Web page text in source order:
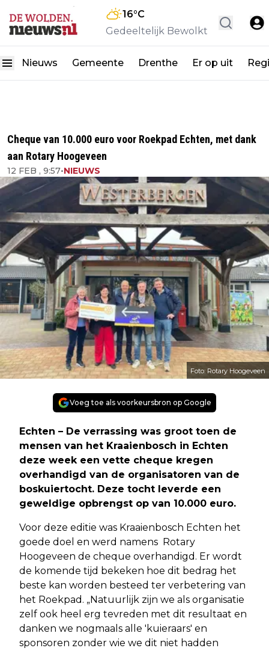
16°C
Gedeeltelijk Bewolkt
Nieuws Gemeente Drenthe Er op uit
Cheque van 10.000 euro voor Roekpad Echten, met dank
aan Rotary Hoogeveen
12 FEB , 9:57•NIEUWS
Foto: Rotary Hoogeveen
Voeg toe als voorkeursbron op Google
Echten – De verrassing was groot toen de
mensen van het Kraaienbosch in Echten
deze week een vette cheque kregen
overhandigd van de organisatoren van de
boskuiertocht. Deze tocht leverde een
geweldige opbrengst op van 10.000 euro.
Voor deze editie was Kraaienbosch Echten het
goede doel en werd namens Rotary
Hoogeveen de cheque overhandigd. Er wordt
de komende tijd bekeken hoe dit bedrag het
beste kan worden besteed ter verbetering van
het Roekpad. „Natuurlijk zijn we als organisatie
zelf ook heel erg tevreden met dit resultaat en
danken we nogmaals alle 'kuieraars' en
sponsoren zonder wie we dit niet hadden